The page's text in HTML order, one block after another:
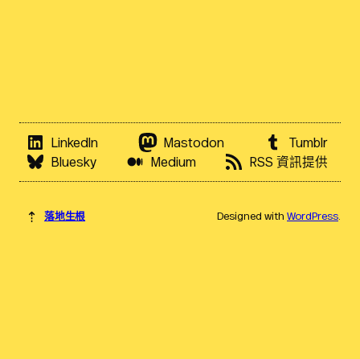
LinkedIn Mastodon
Tumblr
Bluesky
Medium RSS 資訊提供
⇡ 落地生根 Designed with WordPress.